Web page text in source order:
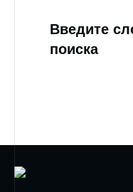
Введите
поиска